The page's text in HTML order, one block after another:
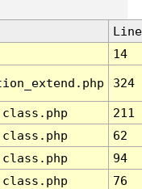
Line
14
324
211
62
94
76